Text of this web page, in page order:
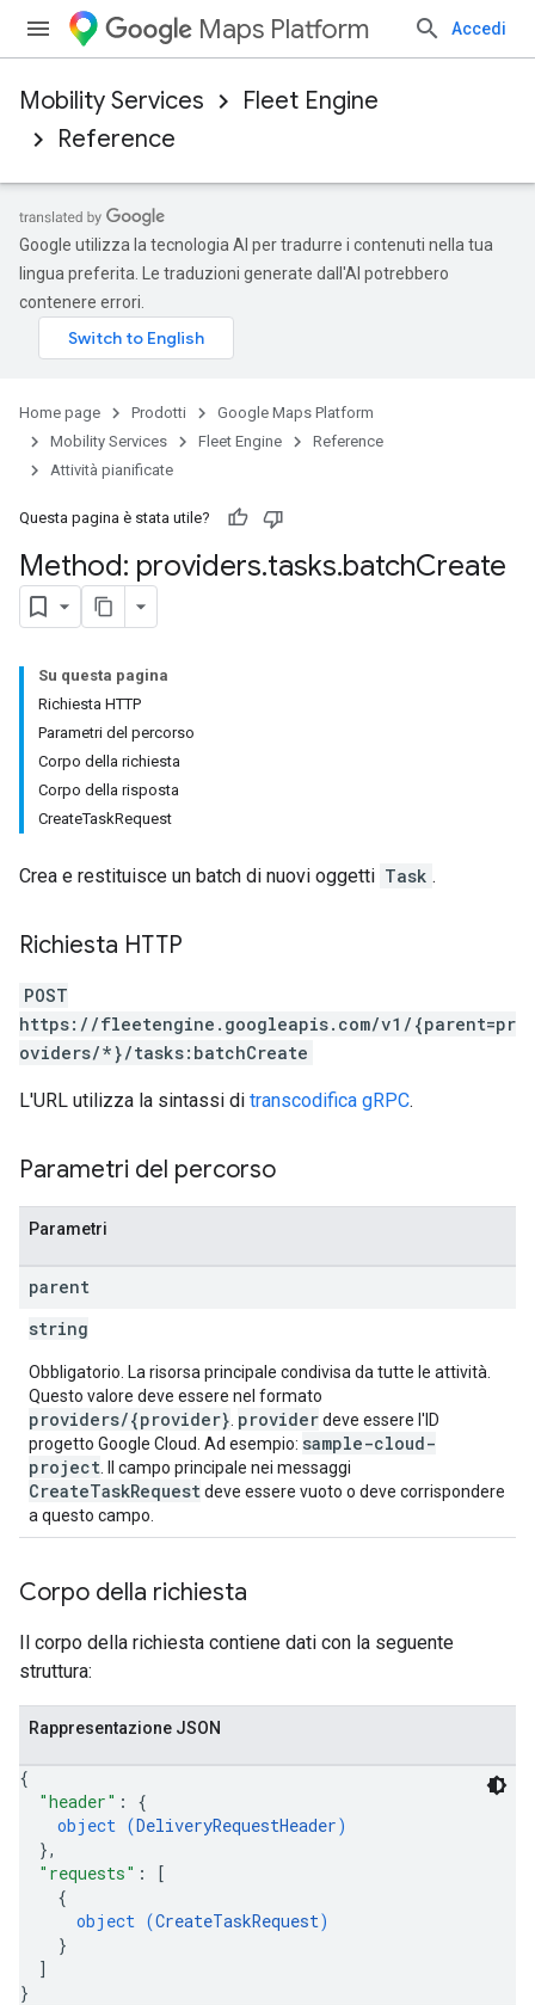
Maps Platform Accedi
Mobility Services
Fleet Engine
Reference
Google utilizza la tecnologia AI per tradurre i contenuti nella tua
lingua preferita. Le traduzioni generate dall'AI potrebbero
contenere errori.
Home page Prodotti
Google Maps Platform
Mobility Services
Fleet Engine
Reference
Attività pianificate
Questa pagina è stata utile?
Method: providers.tasks.batchCreate
Su questa pagina
Richiesta HTTP
Parametri del percorso
Corpo della richiesta
Corpo della risposta
CreateTaskRequest
Crea e restituisce un batch di nuovi oggetti Task .
Richiesta HTTP
POST
https://fleetengine.googleapis.com/v1/{parent=pr
oviders/*}/tasks:batchCreate
L'URL utilizza la sintassi di transcodifica gRPC.
Parametri del percorso
Parametri
parent
string
Obbligatorio. La risorsa principale condivisa da tutte le attività.
Questo valore deve essere nel formato
providers/{provider} providerdeve essere l'ID
progetto Google Cloud. Ad esempio: sample-cloud-
project . Il campo principale nei messaggi
CreateTaskRequestdeve essere vuoto o deve corrispondere
a questo campo.
Corpo della richiesta
Il corpo della richiesta contiene dati con la seguente
struttura:
Rappresentazione JSON
{
"header" : {
object (DeliveryRequestHeader)
},
"requests" :
[
{
object (CreateTaskRequest)
}
]
}